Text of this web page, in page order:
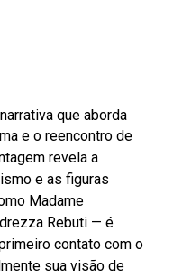
que aborda
e o reencontro de
revela a
e as figuras
Madame
Rebuti — é
contato com o
sua visão de